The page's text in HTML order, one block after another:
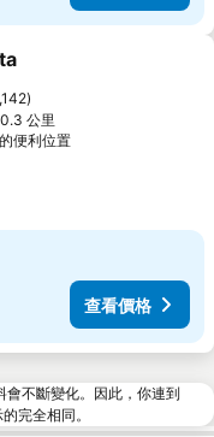
公里
便利位置查看價格
查看價格
不斷變化。因此，你連到
完全相同。